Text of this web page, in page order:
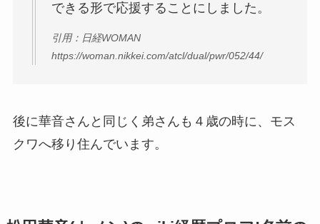
できる形で応援することにしました。
引用：日経WOMAN
https://woman.nikkei.com/atcl/dual/pwr/052/44/
後に華音さんと同じく弟さんも４歳の時に、モス
クワへ移り住んでいます。